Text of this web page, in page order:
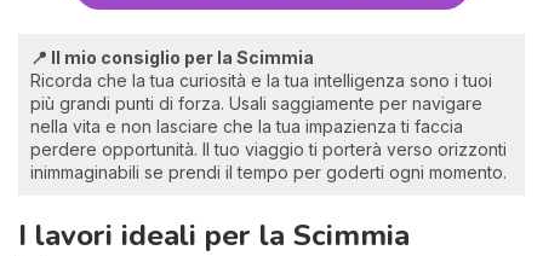
📍 Il mio consiglio per la Scimmia
Ricorda che la tua curiosità e la tua intelligenza sono i tuoi
più grandi punti di forza. Usali saggiamente per navigare
nella vita e non lasciare che la tua impazienza ti faccia
perdere opportunità. Il tuo viaggio ti porterà verso orizzonti
inimmaginabili se prendi il tempo per goderti ogni momento.
I lavori ideali per la Scimmia